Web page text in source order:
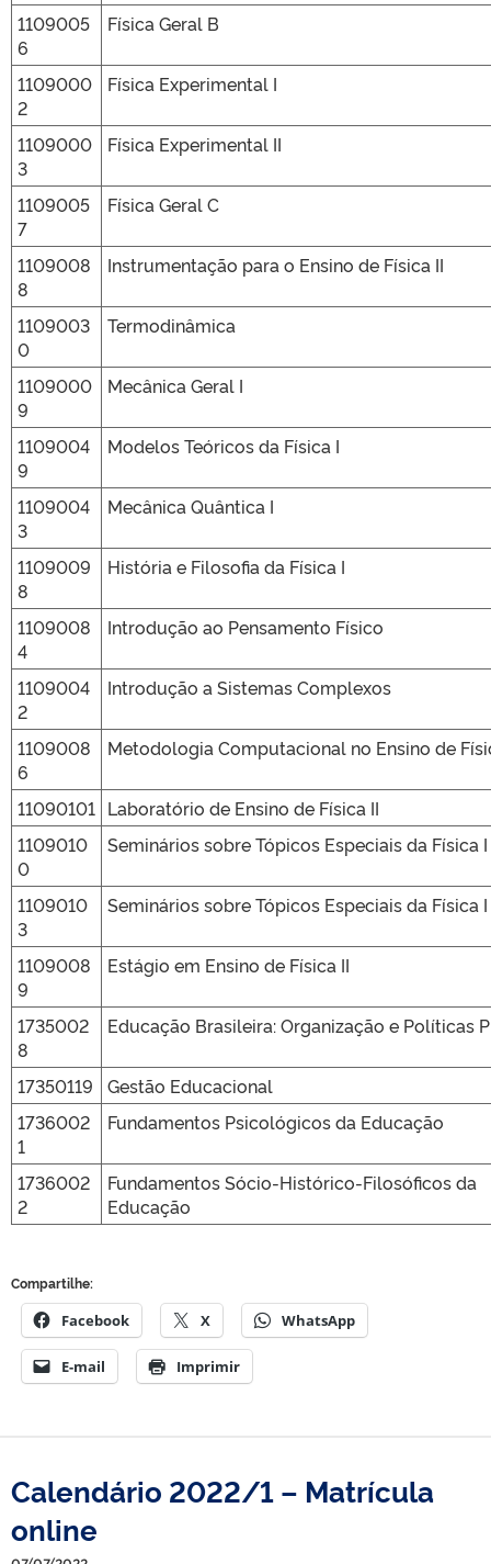
1109005
6
Física Geral B
1109000
2
Física Experimental I
1109000
3
Física Experimental II
1109005
7
Física Geral C
1109008
8
Instrumentação para o Ensino de Física II
1109003
0
Termodinâmica
1109000
9
Mecânica Geral I
1109004
9
Modelos Teóricos da Física I
1109004
3
Mecânica Quântica I
1109009
8
História e Filosofia da Física I
1109008
4
Introdução ao Pensamento Físico
1109004
2
Introdução a Sistemas Complexos
1109008
6
Metodologia Computacional no Ensino de
11090101 Laboratório de Ensino de Física II
1109010
0
Seminários sobre Tópicos Especiais da Física I
1109010
3
Seminários sobre Tópicos Especiais da Física I
1109008
9
Estágio em Ensino de Física II
1735002
8
Educação Brasileira: Organização e Políticas
17350119
Gestão Educacional
1736002
1
Fundamentos Psicológicos da Educação
1736002
2
Fundamentos Sócio-Histórico-Filosóficos da
Educação
Compartilhe:
Facebook X WhatsApp
E-mail Imprimir
Calendário 2022/1 – Matrícula
online